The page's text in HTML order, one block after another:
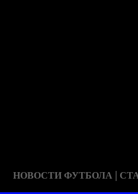
НОВОСТИ ФУТБОЛА |